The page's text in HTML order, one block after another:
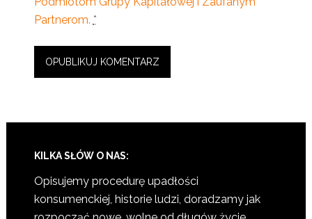
Partnerom. *
KILKA SŁÓW O NAS:
Opisujemy procedurę upadłości
konsumenckiej, historie ludzi, doradzamy jak